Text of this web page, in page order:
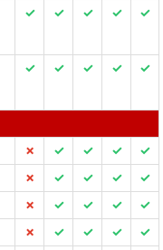
✓ ✓ ✓ ✓ ✓
✓ ✓ ✓ ✓ ✓
✗ ✓ ✓ ✓
✓
✗ ✓ ✓ ✓
✓
✗ ✓ ✓ ✓
✓
✗ ✓ ✓ ✓
✓